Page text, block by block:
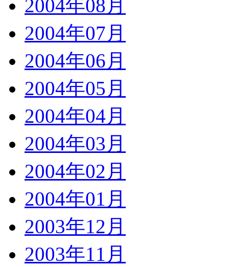
2004年08月
2004年07月
2004年06月
2004年05月
2004年04月
2004年03月
2004年02月
2004年01月
2003年12月
2003年11月